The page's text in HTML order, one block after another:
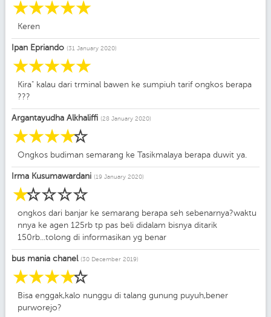
☆
☆
☆
☆
☆
Keren
Ipan Epriando (31 January 2020)
☆
☆
☆
☆
☆
Kira" kalau dari trminal bawen ke sumpiuh tarif ongkos berapa
???
Argantayudha Alkhaliffi (28 January 2020)
☆
☆
☆
☆
☆
Ongkos budiman semarang ke Tasikmalaya berapa duwit ya.
Irma Kusumawardani (19 January 2020)
☆
☆
☆
☆
☆
ongkos dari banjar ke semarang berapa seh sebenarnya?waktu
nnya ke agen 125rb tp pas beli didalam bisnya ditarik
150rb...tolong di informasikan yg benar
bus mania chanel (30 December 2019)
☆
☆
☆
☆
☆
Bisa enggak,kalo nunggu di talang gunung puyuh,bener
purworejo?